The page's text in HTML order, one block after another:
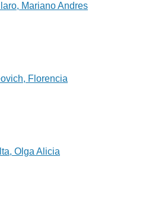
Mariano Andres
Florencia
Olga Alicia